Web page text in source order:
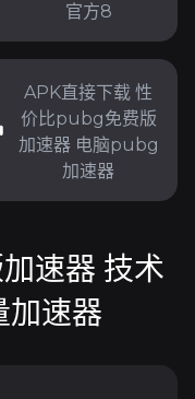
官方8
APK直接下载 性
价比pubg免费版
加速器 电脑pubg
加速器
速器 技术
加速器